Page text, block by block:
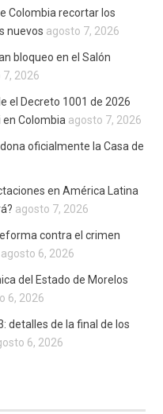
Colombia recortar los
nuevos agosto 7, 2026
bloqueo en el Salón
2026
el Decreto 1001 de 2026
Colombia agosto 7, 2026
oficialmente la Casa de
en América Latina
agosto 7, 2026
contra el crimen
agosto 6, 2026
del Estado de Morelos
6, 2026
detalles de la final de los
6, 2026